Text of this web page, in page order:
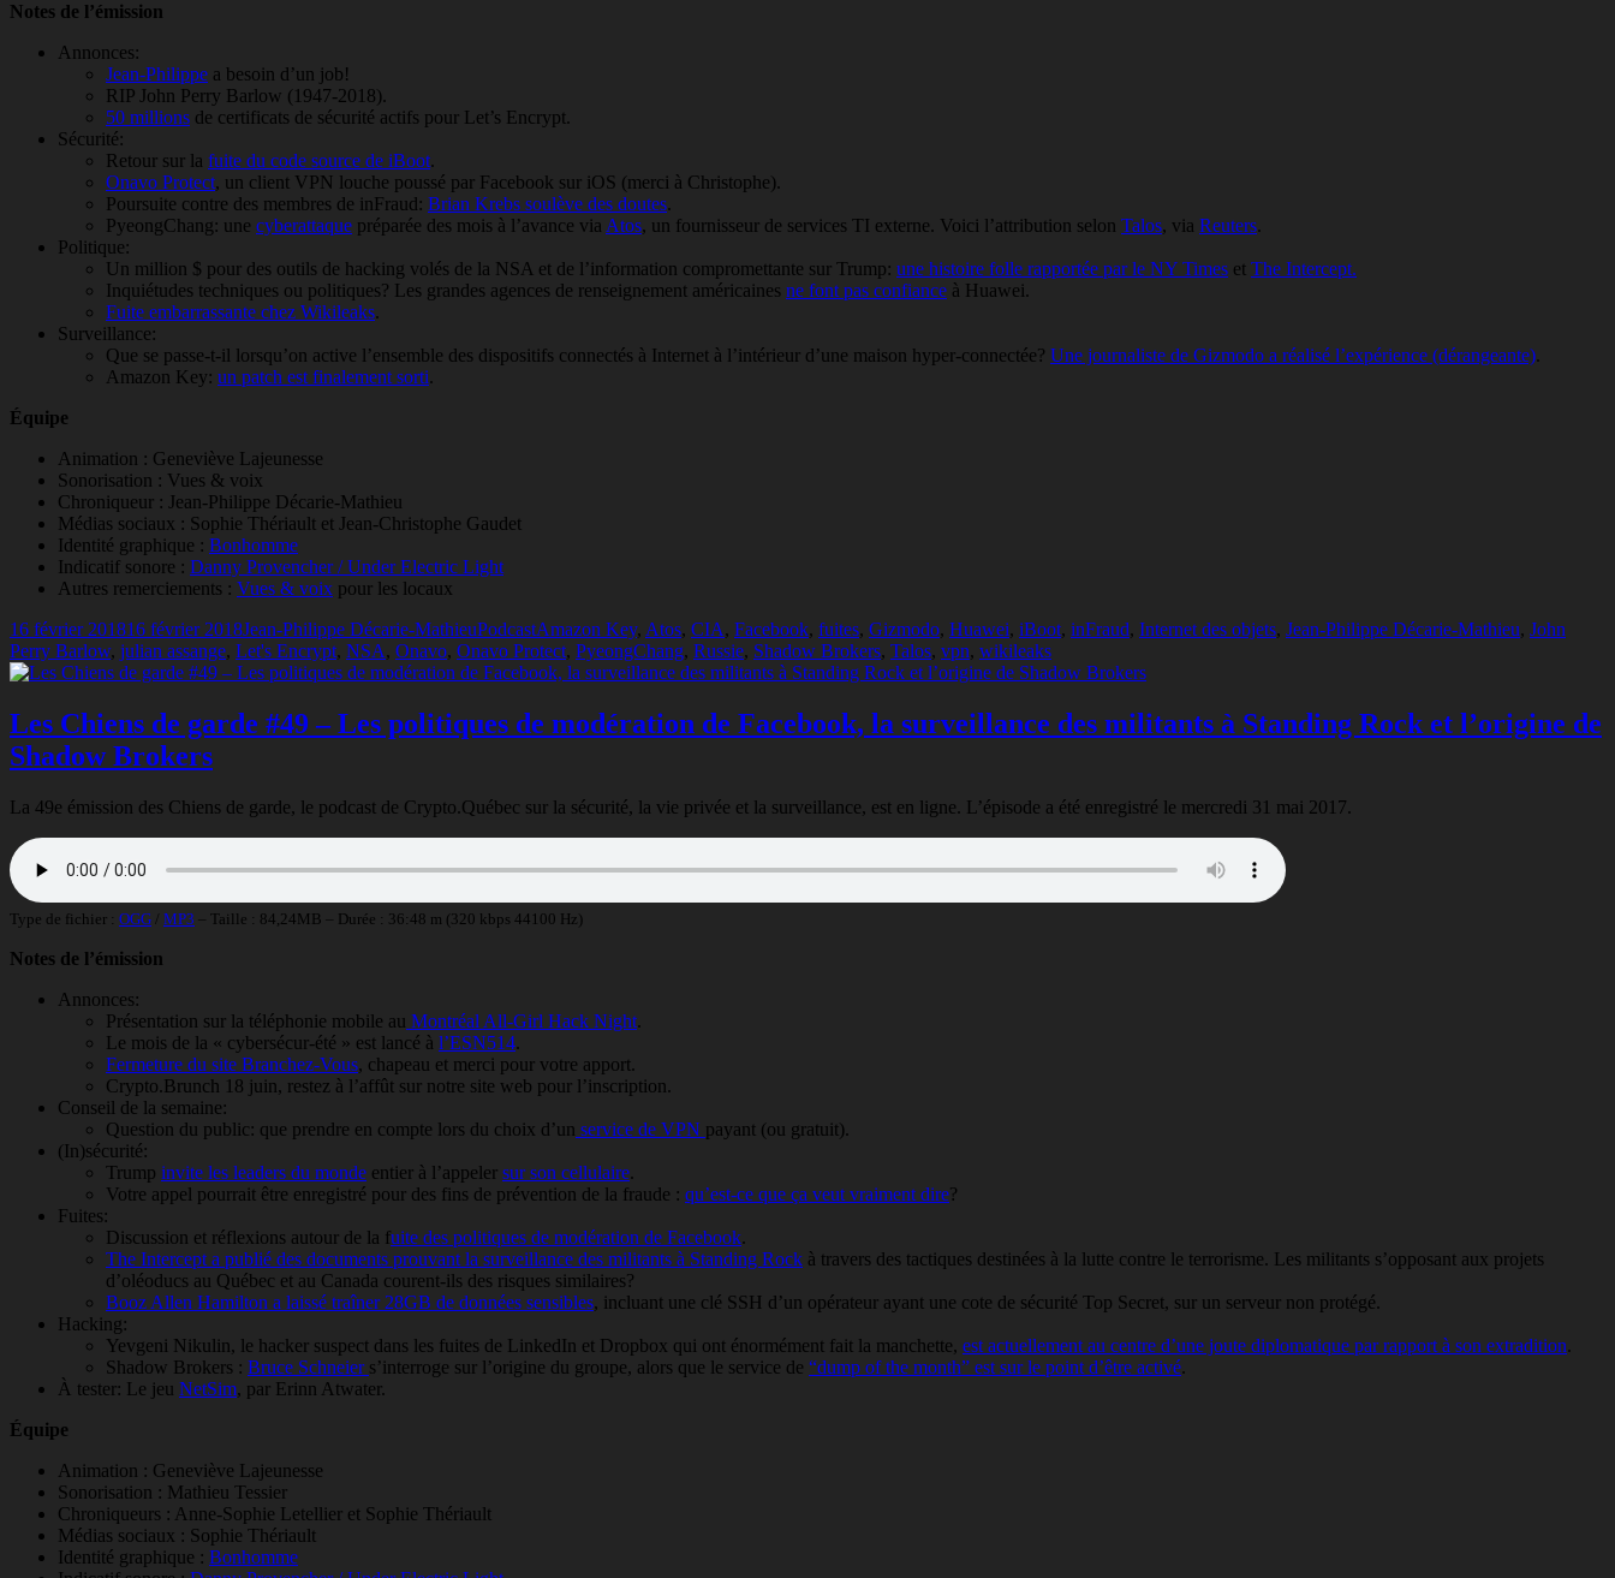
Notes de l’émission
Annonces:
Jean-Philippe a besoin d’un job!
RIP John Perry Barlow (1947-2018).
50 millions de certificats de sécurité actifs pour Let’s Encrypt.
Sécurité:
Retour sur la fuite du code source de iBoot.
Onavo Protect, un client VPN louche poussé par Facebook sur iOS (merci à Christophe).
Poursuite contre des membres de inFraud: Brian Krebs soulève des doutes.
PyeongChang: une cyberattaque préparée des mois à l’avance via Atos, un fournisseur de services TI externe. Voici l’attribution selon Talos, via Reuters.
Politique:
Un million $ pour des outils de hacking volés de la NSA et de l’information compromettante sur Trump: une histoire folle rapportée par le NY Times et The Intercept.
Inquiétudes techniques ou politiques? Les grandes agences de renseignement américaines ne font pas confiance à Huawei.
Fuite embarrassante chez Wikileaks.
Surveillance:
Que se passe-t-il lorsqu’on active l’ensemble des dispositifs connectés à Internet à l’intérieur d’une maison hyper-connectée? Une journaliste de Gizmodo a réalisé l’expérience (dérangeante).
Amazon Key: un patch est finalement sorti.
Équipe
Animation : Geneviève Lajeunesse
Sonorisation : Vues & voix
Chroniqueur : Jean-Philippe Décarie-Mathieu
Médias sociaux : Sophie Thériault et Jean-Christophe Gaudet
Identité graphique : Bonhomme
Indicatif sonore : Danny Provencher / Under Electric Light
Autres remerciements : Vues & voix pour les locaux
Publié
le
16 février 201816 février 2018Auteur
Jean-Philippe Décarie-MathieuCatégories
PodcastMots-
clés
Amazon Key, Atos, CIA, Facebook, fuites, Gizmodo, Huawei, iBoot, inFraud, Internet des objets, Jean-Philippe Décarie-Mathieu, John
Perry Barlow, julian assange, Let's Encrypt, NSA, Onavo, Onavo Protect, PyeongChang, Russie, Shadow Brokers, Talos, vpn, wikileaks
Les Chiens de garde #49 – Les politiques de modération de Facebook, la surveillance des militants à Standing Rock et l’origine de
Shadow Brokers
La 49e émission des Chiens de garde, le podcast de Crypto.Québec sur la sécurité, la vie privée et la surveillance, est en ligne. L’épisode a été enregistré le mercredi 31 mai 2017.
Type de fichier : OGG MP3 – Taille : 84,24MB – Durée : 36:48 m (320 kbps 44100 Hz)
Notes de l’émission
Annonces:
Présentation sur la téléphonie mobile au Montréal All-Girl Hack Night.
Le mois de la « cybersécur-été » est lancé à l’ESN514.
Fermeture du site Branchez-Vous, chapeau et merci pour votre apport.
Crypto.Brunch 18 juin, restez à l’affût sur notre site web pour l’inscription.
Conseil de la semaine:
Question du public: que prendre en compte lors du choix d’un service de VPN payant (ou gratuit).
(In)sécurité:
Trump invite les leaders du monde entier à l’appeler sur son cellulaire.
Votre appel pourrait être enregistré pour des fins de prévention de la fraude : qu’est-ce que ça veut vraiment dire?
Fuites:
Discussion et réflexions autour de la fuite des politiques de modération de Facebook.
The Intercept a publié des documents prouvant la surveillance des militants à Standing Rock à travers des tactiques destinées à la lutte contre le terrorisme. Les militants s’opposant aux projets
d’oléoducs au Québec et au Canada courent-ils des risques similaires?
Booz Allen Hamilton a laissé traîner 28GB de données sensibles, incluant une clé SSH d’un opérateur ayant une cote de sécurité Top Secret, sur un serveur non protégé.
Hacking:
Yevgeni Nikulin, le hacker suspect dans les fuites de LinkedIn et Dropbox qui ont énormément fait la manchette, est actuellement au centre d’une joute diplomatique par rapport à son extradition.
Shadow Brokers : Bruce Schneier s’interroge sur l’origine du groupe, alors que le service de “dump of the month” est sur le point d’être activé.
À tester: Le jeu NetSim, par Erinn Atwater.
Équipe
Animation : Geneviève Lajeunesse
Sonorisation : Mathieu Tessier
Chroniqueurs : Anne-Sophie Letellier et Sophie Thériault
Médias sociaux : Sophie Thériault
Identité graphique : Bonhomme